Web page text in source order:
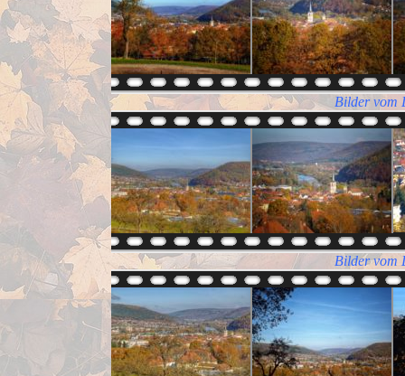
Bilder vom
Bilder vom